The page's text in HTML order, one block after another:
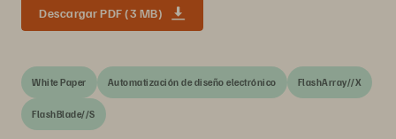
Descargar PDF (3 MB)
White Paper Automatización de diseño electrónico FlashArray//X
FlashBlade//S